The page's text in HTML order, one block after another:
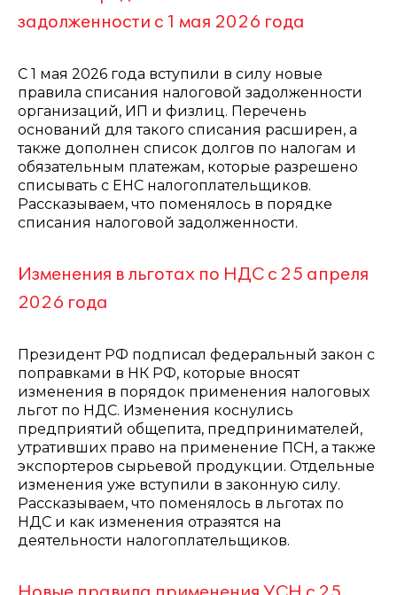
задолженности с 1 мая 2026 года
С 1 мая 2026 года вступили в силу новые
правила списания налоговой задолженности
организаций, ИП и физлиц. Перечень
оснований для такого списания расширен, а
также дополнен список долгов по налогам и
обязательным платежам, которые разрешено
списывать с ЕНС налогоплательщиков.
Рассказываем, что поменялось в порядке
списания налоговой задолженности.
Изменения в льготах по НДС с 25 апреля
2026 года
Президент РФ подписал федеральный закон с
поправками в НК РФ, которые вносят
изменения в порядок применения налоговых
льгот по НДС. Изменения коснулись
предприятий общепита, предпринимателей,
утративших право на применение ПСН, а также
экспортеров сырьевой продукции. Отдельные
изменения уже вступили в законную силу.
Рассказываем, что поменялось в льготах по
НДС и как изменения отразятся на
деятельности налогоплательщиков.